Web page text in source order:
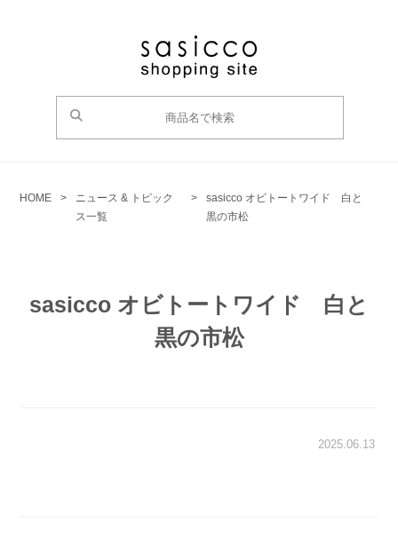
HOME >
ニュース & トピック
ス一覧
>
sasicco オビトートワイド 白と
黒の市松
sasicco オビトートワイド 白と
黒の市松
2025.06.13